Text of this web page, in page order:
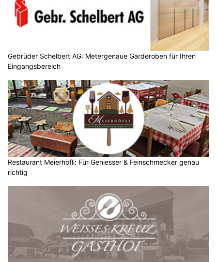
Gebrüder Schelbert AG: Metergenaue Garderoben für Ihren
Eingangsbereich
Restaurant Meierhöfli: Für Geniesser & Feinschmecker genau
richtig